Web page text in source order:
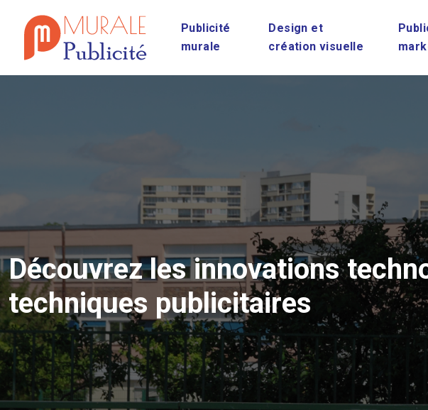
Publicité
murale
Design et
création visuelle
Découvrez les innovations
techniques publicitaires